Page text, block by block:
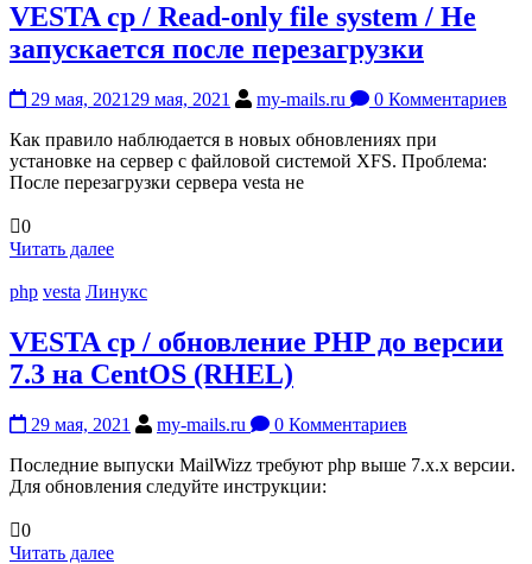
VESTA cp / Read-only file system / Не
запускается после перезагрузки
29 мая, 2021 29 мая, 2021 my-mails.ru
0 Комментариев
Как правило наблюдается в новых обновлениях при
установке на сервер с файловой системой XFS. Проблема:
После перезагрузки сервера vesta не
0
Читать далее
php vesta Линукс
VESTA cp / обновление PHP до версии
7.3 на CentOS (RHEL)
29 мая, 2021 my-mails.ru
0 Комментариев
Последние выпуски MailWizz требуют php выше 7.х.х версии.
Для обновления следуйте инструкции:
0
Читать далее